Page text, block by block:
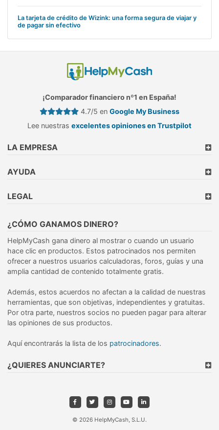
La tarjeta de crédito de Wizink: una forma segura de viajar y
de pagar sin efectivo
¡Comparador financiero nº1 en España!
4.7/5 en Google My Business
Lee nuestras excelentes opiniones en Trustpilot
LA EMPRESA
AYUDA
LEGAL
¿CÓMO GANAMOS DINERO?
HelpMyCash gana dinero al mostrar o cuando un usuario
hace clic en productos. Estos patrocinados nos permiten
ofrecer a nuestros usuarios calculadoras, foros, guías y una
amplia cantidad de contenido totalmente gratis.
Además, estos acuerdos no afectan a la calidad de nuestras
herramientas, que son objetivas, independientes y gratuitas.
Por otra parte, nuestros socios no pueden pagar para alterar
las opiniones de sus productos.
Aquí encontrarás la lista de los patrocinadores.
¿QUIERES ANUNCIARTE?
© 2026 HelpMyCash, S.L.U.